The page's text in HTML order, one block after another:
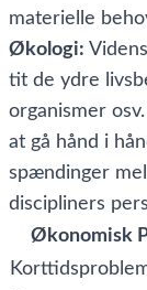
materielle
Økologi:
tit de ydre
organismer
at gå hånd i
spændinger
discipliners
Økonomisk